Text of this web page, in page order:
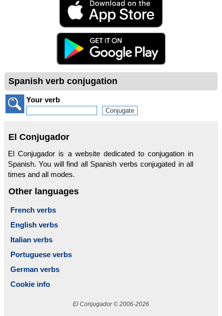
Spanish verb conjugation
Your verb
El Conjugador
El Conjugador is a website dedicated to conjugation in
Spanish. You will find all Spanish verbs conjugated in all
times and all modes.
Other languages
French verbs
English verbs
Italian verbs
Portuguese verbs
German verbs
Cookie info
El Conjugador © 2006-2026